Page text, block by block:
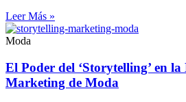
Leer Más »
Moda
El Poder del ‘Storytelling’ en la
Marketing de Moda